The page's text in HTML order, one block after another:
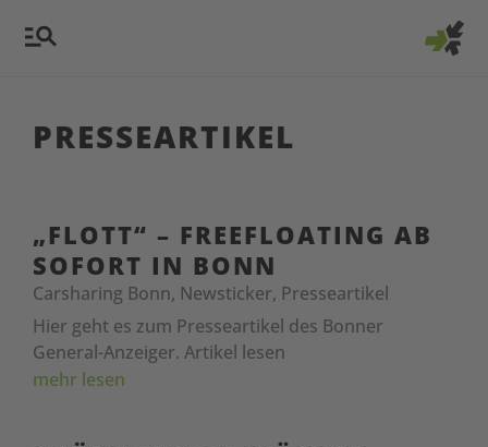
PRESSEARTIKEL
„FLOTT“ – FREEFLOATING AB
SOFORT IN BONN
Carsharing Bonn, Newsticker, Presseartikel
Hier geht es zum Presseartikel des Bonner
General-Anzeiger. Artikel lesen
mehr lesen